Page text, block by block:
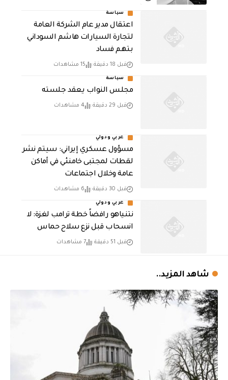
سياسة
اعتقال مدير عام الشركة العامة
لتجارة السيارات هاشم السوداني
بتهم فساد
قبل 18 دقيقة 15 مشاهدات
سياسة
مجلس النواب يعقد جلسته
قبل 29 دقيقة 4 مشاهدات
عربي ودولي
مسؤول عسكري إيراني: سيتم نشر
لقطات لمجتبى خامنئي في أماكن
عامة وخلال اجتماعات
قبل 30 دقيقة 6 مشاهدات
عربي ودولي
نتنياهو رافضاً خطة ترامب لغزة: لا
انسحاب قبل نزع سلاح حماس
قبل 51 دقيقة 7 مشاهدات
شاهد المزيد..